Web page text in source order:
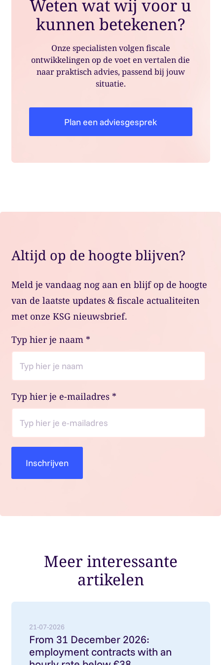
Weten wat wij voor u
kunnen betekenen?
Onze specialisten volgen fiscale
ontwikkelingen op de voet en vertalen die
naar praktisch advies, passend bij jouw
situatie.
Plan een adviesgesprek
Altijd op de hoogte blijven?
Meld je vandaag nog aan en blijf op de hoogte
van de laatste updates & fiscale actualiteiten
met onze KSG nieuwsbrief.
Typ hier je naam *
Typ hier je e-mailadres *
Meer interessante
artikelen
21-07-2026
From 31 December 2026:
employment contracts with an